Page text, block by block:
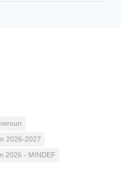
2026-2027
2026 - MINDEF